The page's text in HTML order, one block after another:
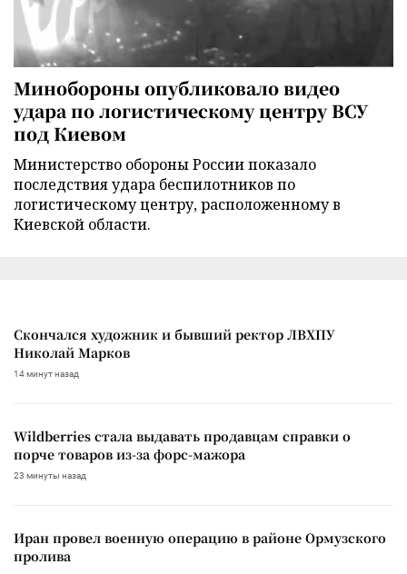
Минобороны опубликовало видео
удара по логистическому центру ВСУ
под Киевом
Министерство обороны России показало
последствия удара беспилотников по
логистическому центру, расположенному в
Киевской области.
Скончался художник и бывший ректор ЛВХПУ
Николай Марков
14 минут назад
Wildberries стала выдавать продавцам справки о
порче товаров из-за форс-мажора
23 минуты назад
Иран провел военную операцию в районе Ормузского
пролива